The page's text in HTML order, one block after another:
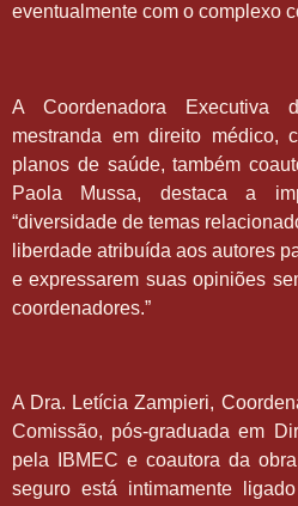
eventualmente com o complexo
A Coordenadora Executiva
mestranda em direito médico,
planos de saúde, também
Paola Mussa, destaca a
“diversidade de temas
liberdade atribuída aos autores
e expressarem suas opiniões
coordenadores.”
A Dra. Letícia Zampieri,
Comissão, pós-graduada em
pela IBMEC e coautora da
seguro está intimamente